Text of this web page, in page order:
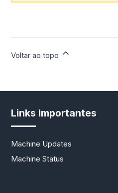
Voltar ao topo
Links Importantes
Machine Updates
Machine Status